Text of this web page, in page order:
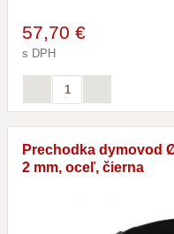
57,70 €
s DPH
Prechodka dymovod
2 mm, oceľ, čierna